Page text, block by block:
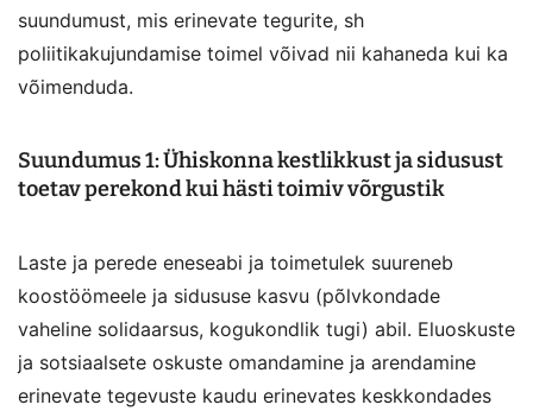
suundumust, mis erinevate tegurite, sh
poliitikakujundamise toimel võivad nii kahaneda kui ka
võimenduda.
Suundumus 1: Ühiskonna kestlikkust ja sidusust
toetav perekond kui hästi toimiv võrgustik
Laste ja perede eneseabi ja toimetulek suureneb
koostöömeele ja sidususe kasvu (põlvkondade
vaheline solidaarsus, kogukondlik tugi) abil. Eluoskuste
ja sotsiaalsete oskuste omandamine ja arendamine
erinevate tegevuste kaudu erinevates keskkondades